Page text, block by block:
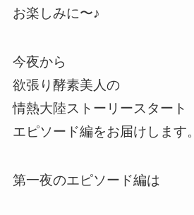
お楽しみに〜♪
今夜から
欲張り酵素美人の
情熱大陸ストーリースタート
エピソード編をお届けします。
第一夜のエピソード編は